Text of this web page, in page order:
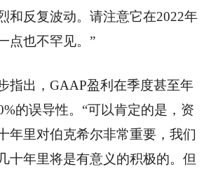
和反复波动。请注意它在2022年
点也不罕见。”
指出，GAAP盈利在季度甚至年
的误导性。“可以肯定的是，资
年里对伯克希尔非常重要，我们
十年里将是有意义的积极的。但